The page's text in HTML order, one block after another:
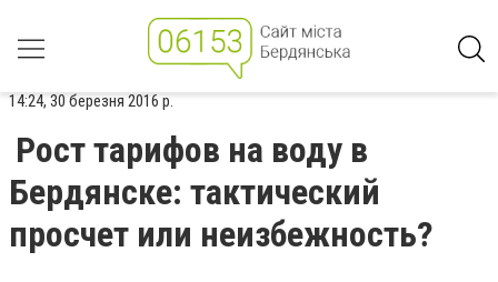
14:24, 30 березня 2016 р.
Рост тарифов на воду в
Бердянске: тактический
просчет или неизбежность?